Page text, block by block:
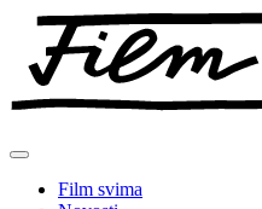
Preskoči
sadržaj
Film svima